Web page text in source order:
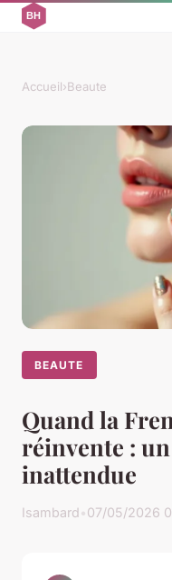
Accueil›Beaute
BEAUTE
Quand la
réinvente :
inattendue
Isambard•07/05/2026